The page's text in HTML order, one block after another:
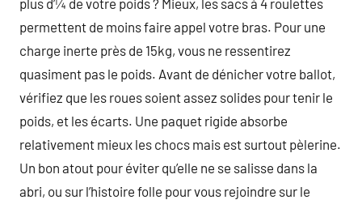
plus d’¼ de votre poids ? Mieux, les sacs à 4 roulettes
permettent de moins faire appel votre bras. Pour une
charge inerte près de 15kg, vous ne ressentirez
quasiment pas le poids. Avant de dénicher votre ballot,
vérifiez que les roues soient assez solides pour tenir le
poids, et les écarts. Une paquet rigide absorbe
relativement mieux les chocs mais est surtout pèlerine.
Un bon atout pour éviter qu’elle ne se salisse dans la
abri, ou sur l’histoire folle pour vous rejoindre sur le